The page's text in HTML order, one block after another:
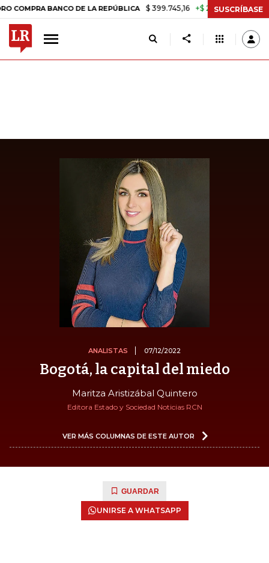
BANCO DE LA REPÚBLICA $ 399.745,16 +$ 2.295,71 +0,58%
SUSCRÍBASE
ANALISTAS 07/12/2022
Bogotá, la capital del miedo
Maritza Aristizábal Quintero
Editora Estado y Sociedad Noticias RCN
VER MÁS COLUMNAS DE ESTE AUTOR
GUARDAR
UNIRSE A WHATSAPP